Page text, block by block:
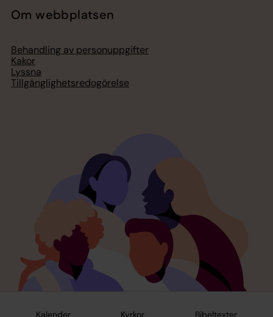
Kalender Kyrkor Bibeltexter
Om webbplatsen
Behandling av personuppgifter
Kakor
Lyssna
Tillgänglighetsredogörelse